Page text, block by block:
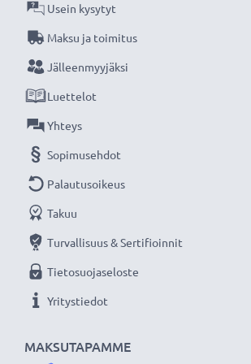
CELLONIC vaihtoakku - laatua
★3 vuoden takuu
Olemme vuonna 2004 perustettu
verkkokauppa, joka tarjoaa laadukkaita
siksi tarjoamme 36 kuukauden takuun!
MAKSUTAPAMME
Usein kysytyt
Maksu ja toimitus
Jälleenmyyjäksi
Luettelot
Yhteys
Sopimusehdot
Palautusoikeus
Takuu
Turvallisuus & Sertifioinnit
Tietosuojaseloste
Yritystiedot